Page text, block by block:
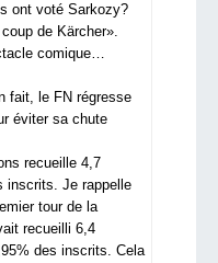
ont voté Sarkozy?
de Kärcher».
comique…
fait, le FN régresse
éviter sa chute
recueille 4,7
inscrits. Je rappelle
tour de la
recueilli 6,4
des inscrits. Cela